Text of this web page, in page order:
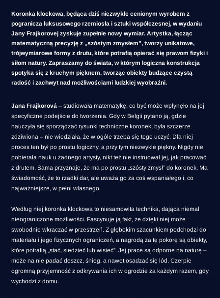
Koronka klockowa, będąca dziś niezwykle cenionym wyrobem z
pogranicza luksusowego rzemiosła i sztuki współczesnej, w wydaniu
Jany Frajkorovej zyskuje zupełnie nowy wymiar. Artystka, łącząc
matematyczną precyzję z „szóstym zmysłem”, tworzy unikatowe,
trójwymiarowe formy z drutu, które potrafią opierać się prawom fizyki i
siłom natury. Zapraszamy do świata, w którym logiczna konstrukcja
spotyka się z kruchym pięknem, tworząc obiekty budzące czystą
radość i zachwyt nad możliwościami ludzkiej wyobraźni.
Jana Frajkorová – studiowała matematykę, co być może wpłynęło na jej
specyficzne podejście do tworzenia. Gdy w Belgii pytano ją, gdzie
nauczyła się sporządzać rysunki techniczne koronek, była szczerze
zdziwiona – nie wiedziała, że w ogóle trzeba się tego uczyć. Dla niej
proces ten był po prostu logiczny, a przy tym niezwykle piękny. Nigdy nie
pobierała nauk u żadnego artysty, nikt też nie instruował jej, jak pracować
z drutem. Sama przyznaje, że ma po prostu „szósty zmysł” do koronek. Ma
świadomość, że to rzadki dar, ale uważa go za coś wspaniałego i, co
najważniejsze, w pełni własnego.
Według niej koronka klockowa to niesamowita technika, dająca niemal
nieograniczone możliwości. Fascynuje ją fakt, że dzięki niej może
swobodnie wkraczać w przestrzeń. Z głębokim szacunkiem podchodzi do
materiału i jego fizycznych ograniczeń, a nagrodą za tę pokorę są obiekty,
które potrafią „stać, siedzieć lub wisieć”. Jej prace są odporne na naturę –
może na nie padać deszcz, śnieg, a nawet osadzać się lód. Czerpie
ogromną przyjemność z odkrywania ich w ogrodzie za każdym razem, gdy
wychodzi z domu.